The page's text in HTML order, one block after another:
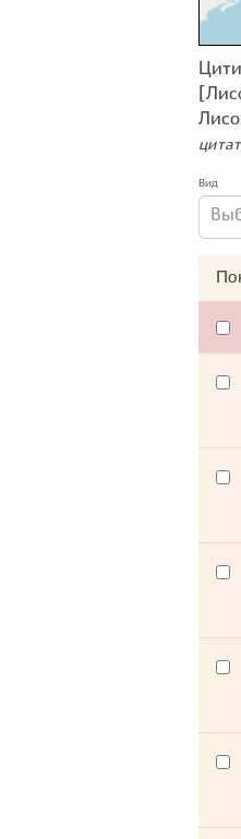
Вид